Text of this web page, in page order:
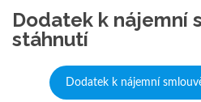
Dodatek k nájemní
stáhnutí
Dodatek k nájemní